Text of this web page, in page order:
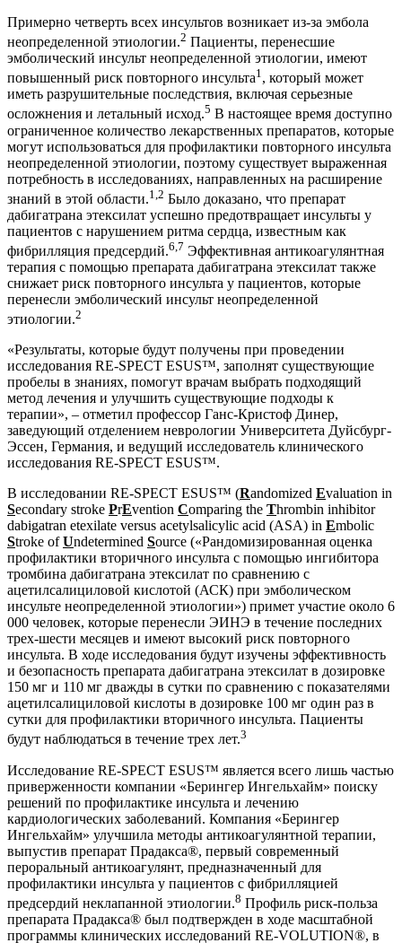
Примерно четверть всех инсультов возникает из-за эмбола
неопределенной этиологии.2 Пациенты, перенесшие
эмболический инсульт неопределенной этиологии, имеют
повышенный риск повторного инсульта1 , который может
иметь разрушительные последствия, включая серьезные
осложнения и летальный исход.5 В настоящее время доступно
ограниченное количество лекарственных препаратов, которые
могут использоваться для профилактики повторного инсульта
неопределенной этиологии, поэтому существует выраженная
потребность в исследованиях, направленных на расширение
знаний в этой области.1,2 Было доказано, что препарат
дабигатрана этексилат успешно предотвращает инсульты у
пациентов с нарушением ритма сердца, известным как
фибрилляция предсердий.6,7 Эффективная антикоагулянтная
терапия с помощью препарата дабигатрана этексилат также
снижает риск повторного инсульта у пациентов, которые
перенесли эмболический инсульт неопределенной
этиологии.2
«Результаты, которые будут получены при проведении
исследования RE-SPECT ESUS™, заполнят существующие
пробелы в знаниях, помогут врачам выбрать подходящий
метод лечения и улучшить существующие подходы к
терапии», – отметил профессор Ганс-Кристоф Динер,
заведующий отделением неврологии Университета Дуйсбург-
Эссен, Германия, и ведущий исследователь клинического
исследования RE-SPECT ESUS™.
В исследовании RE-SPECT ESUS™ (Randomized Evaluation in
Secondary stroke PrEvention Comparing the Thrombin inhibitor
dabigatran etexilate versus acetylsalicylic acid (ASA) in Embolic
Stroke ofUndetermined Source («Рандомизированная оценка
профилактики вторичного инсульта с помощью ингибитора
тромбина дабигатрана этексилат по сравнению с
ацетилсалициловой кислотой (АСК) при эмболическом
инсульте неопределенной этиологии») примет участие около 6
000 человек, которые перенесли ЭИНЭ в течение последних
трех-шести месяцев и имеют высокий риск повторного
инсульта. В ходе исследования будут изучены эффективность
и безопасность препарата дабигатрана этексилат в дозировке
150 мг и 110 мг дважды в сутки по сравнению с показателями
ацетилсалициловой кислоты в дозировке 100 мг один раз в
сутки для профилактики вторичного инсульта. Пациенты
будут наблюдаться в течение трех лет.3
Исследование RE-SPECT ESUS™ является всего лишь частью
приверженности компании «Берингер Ингельхайм» поиску
решений по профилактике инсульта и лечению
кардиологических заболеваний. Компания «Берингер
Ингельхайм» улучшила методы антикоагулянтной терапии,
выпустив препарат Прадакса®, первый современный
пероральный антикоагулянт, предназначенный для
профилактики инсульта у пациентов с фибрилляцией
предсердий неклапанной этиологии.8 Профиль риск-польза
препарата Прадакса® был подтвержден в ходе масштабной
программы клинических исследований RE-VOLUTION®, в